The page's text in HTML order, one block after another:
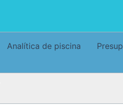
Analítica de piscina